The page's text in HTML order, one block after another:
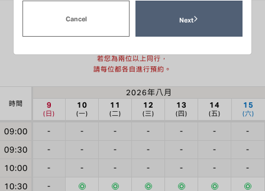
前一週 下一週
若您為兩位以上同行，
請每位都各自進行預約。
時間
2026年八月
9
(日)
10
(一)
11
(二)
12
(三)
13
(四)
14
(五)
15
(六)
09:00 - - - - - - -
09:30 - - - - - - -
10:00 - - - - - - -
10:30 -
Cancel Next